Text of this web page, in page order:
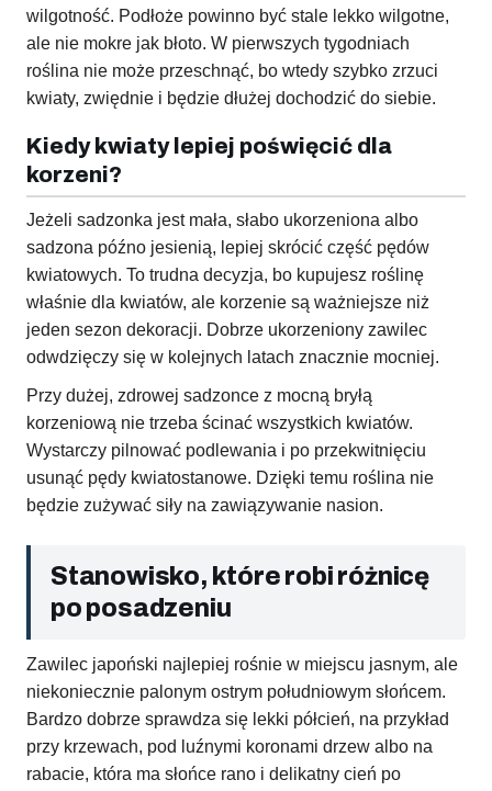
wilgotność. Podłoże powinno być stale lekko wilgotne,
ale nie mokre jak błoto. W pierwszych tygodniach
roślina nie może przeschnąć, bo wtedy szybko zrzuci
kwiaty, zwiędnie i będzie dłużej dochodzić do siebie.
Kiedy kwiaty lepiej poświęcić dla
korzeni?
Jeżeli sadzonka jest mała, słabo ukorzeniona albo
sadzona późno jesienią, lepiej skrócić część pędów
kwiatowych. To trudna decyzja, bo kupujesz roślinę
właśnie dla kwiatów, ale korzenie są ważniejsze niż
jeden sezon dekoracji. Dobrze ukorzeniony zawilec
odwdzięczy się w kolejnych latach znacznie mocniej.
Przy dużej, zdrowej sadzonce z mocną bryłą
korzeniową nie trzeba ścinać wszystkich kwiatów.
Wystarczy pilnować podlewania i po przekwitnięciu
usunąć pędy kwiatostanowe. Dzięki temu roślina nie
będzie zużywać siły na zawiązywanie nasion.
Stanowisko, które robi różnicę
po posadzeniu
Zawilec japoński najlepiej rośnie w miejscu jasnym, ale
niekoniecznie palonym ostrym południowym słońcem.
Bardzo dobrze sprawdza się lekki półcień, na przykład
przy krzewach, pod luźnymi koronami drzew albo na
rabacie, która ma słońce rano i delikatny cień po